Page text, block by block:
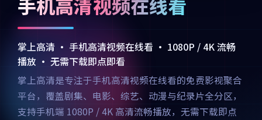
手机高清视频在线看
掌上高清 · 手机高清视频在线看 · 1080P / 4K 流畅
播放 · 无需下载即点即看
掌上高清是专注于手机高清视频在线看的免费影视聚合
平台，覆盖剧集、电影、综艺、动漫与纪录片全分区，
支持手机端 1080P / 4K 高清流畅播放，无需下载即点